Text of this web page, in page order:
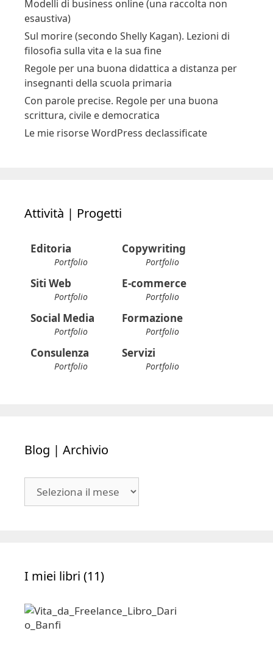
Modelli di business online (una raccolta non
esaustiva)
Sul morire (secondo Shelly Kagan). Lezioni di
filosofia sulla vita e la sua fine
Regole per una buona didattica a distanza per
insegnanti della scuola primaria
Con parole precise. Regole per una buona
scrittura, civile e democratica
Le mie risorse WordPress declassificate
Attività | Progetti
Editoria
Portfolio
Copywriting
Portfolio
Siti Web
Portfolio
E-commerce
Portfolio
Social Media
Portfolio
Formazione
Portfolio
Consulenza
Portfolio
Servizi
Portfolio
Blog | Archivio
I miei libri (11)